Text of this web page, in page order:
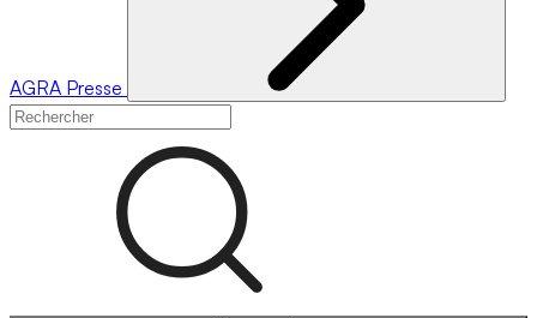
AGRA Presse